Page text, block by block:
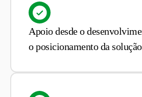
Apoio desde o
o posicionamento da solução